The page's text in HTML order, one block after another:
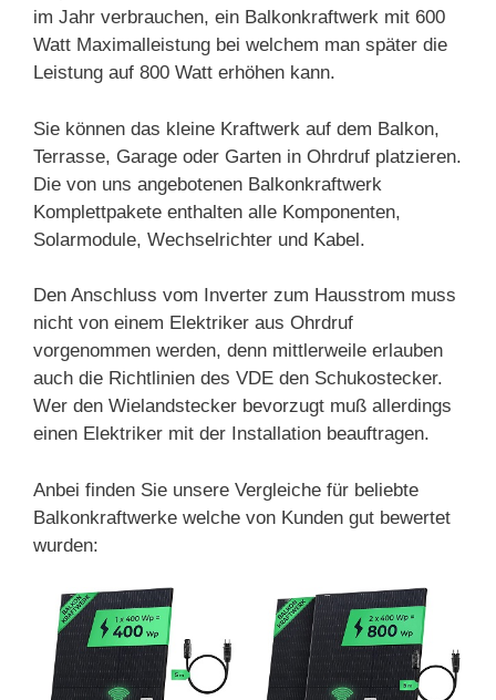
im Jahr verbrauchen, ein Balkonkraftwerk mit 600
Watt Maximalleistung bei welchem man später die
Leistung auf 800 Watt erhöhen kann.
Sie können das kleine Kraftwerk auf dem Balkon,
Terrasse, Garage oder Garten in Ohrdruf platzieren.
Die von uns angebotenen Balkonkraftwerk
Komplettpakete enthalten alle Komponenten,
Solarmodule, Wechselrichter und Kabel.
Den Anschluss vom Inverter zum Hausstrom muss
nicht von einem Elektriker aus Ohrdruf
vorgenommen werden, denn mittlerweile erlauben
auch die Richtlinien des VDE den Schukostecker.
Wer den Wielandstecker bevorzugt muß allerdings
einen Elektriker mit der Installation beauftragen.
Anbei finden Sie unsere Vergleiche für beliebte
Balkonkraftwerke welche von Kunden gut bewertet
wurden: